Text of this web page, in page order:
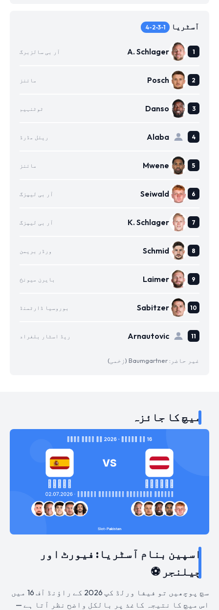
آسٹریا 4-2-3-1
A. Schlager آر بی سالزبرگ
Posch مائنز
Danso ٹوٹنہیم
Alaba ریئل مڈرڈ
Mwene مائنز
Seiwald آر بی لیپزگ
K. Schlager آر بی لیپزگ
Schmid ورڈر بریمن
Laimer بایرن میونخ
Sabitzer بوروسیا ڈارٹمنڈ
Arnautovic ریڈ اسٹار بلغراد
غیر حاضر: Baumgartner (زخمی)
میچ کا جائزہ
اسپین بنام آسٹریا: فیورٹ اور
چیلنجر ⚽
سچ پوچھیں تو فیفا ورلڈ کپ 2026 کے راؤنڈ آف 16 میں
اس میچ کا نتیجہ کاغذ پر بالکل واضح نظر آتا ہے —